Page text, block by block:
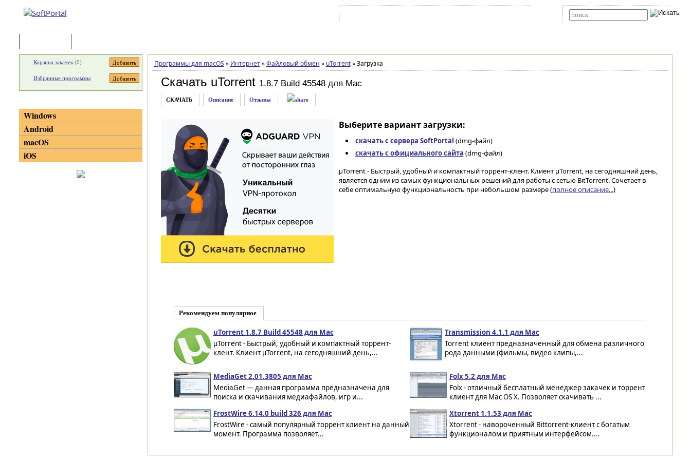
Программы для macOS » Интернет » Файловый обмен » uTorrent »Загрузка
Скачать uTorrent 1.8.7 Build 45548 для Mac
СКАЧАТЬ Описание Отзывы
Выберите вариант загрузки:
скачать с сервера SoftPortal (dmg-файл)
скачать с официального сайта (dmg-файл)
µTorrent - Быстрый, удобный и компактный торрент-клент. Клиент µTorrent, на сегодняшний день,
является одним из самых функциональных решений для работы с сетью BitTorrent. Сочетает в
себе оптимальную функциональность при небольшом размере (полное описание...)
Рекомендуем популярное
uTorrent 1.8.7 Build 45548 для Mac
µTorrent - Быстрый, удобный и компактный торрент-
клент. Клиент µTorrent, на сегодняшний день,...
Transmission 4.1.1 для Mac
Torrent клиент предназначенный для обмена различного
рода данными (фильмы, видео клипы,...
MediaGet 2.01.3805 для Mac
MediaGet — данная программа предназначена для
поиска и скачивания медиафайлов, игр и...
Folx 5.2 для Mac
Folx - отличный бесплатный менеджер закачек и торрент
клиент для Mac OS X. Позволяет скачивать ...
FrostWire 6.14.0 build 326 для Mac
FrostWire - самый популярный торрент клиент на данный
момент. Программа позволяет...
Xtorrent 1.1.53 для Mac
Xtorrent - навороченный Bittorrent-клиент с богатым
функционалом и приятным интерфейсом....
Корзина закачек(0)
Избранные программы
Windows
Android
macOS
iOS